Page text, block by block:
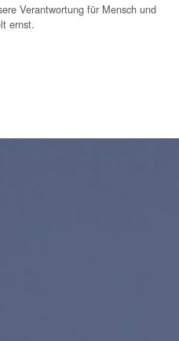
Verantwortung für Mensch und
ernst.